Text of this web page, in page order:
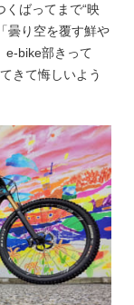
ばってまで“映
曇り空を覆す鮮や
e-bike部きって
きて悔しいよう